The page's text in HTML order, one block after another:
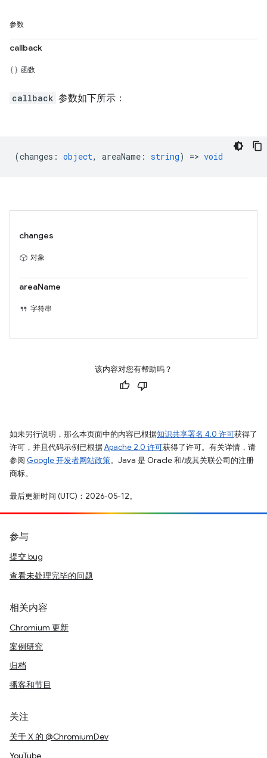
参数
callback
函数
callback 参数如下所示：
(changes : object, areaName : string) => void
changes
对象
areaName
字符串
该内容对您有帮助吗？
如未另行说明，那么本页面中的内容已根据知识共享署名 4.0 许可获得了
许可，并且代码示例已根据Apache 2.0 许可获得了许可。有关详情，请
参阅 Google 开发者网站政策。Java 是 Oracle 和/或其关联公司的注册
商标。
最后更新时间 (UTC)：2026-05-12。
参与
提交 bug
查看未处理完毕的问题
相关内容
Chromium 更新
案例研究
归档
播客和节目
关注
关于 X 的 @ChromiumDev
YouTube